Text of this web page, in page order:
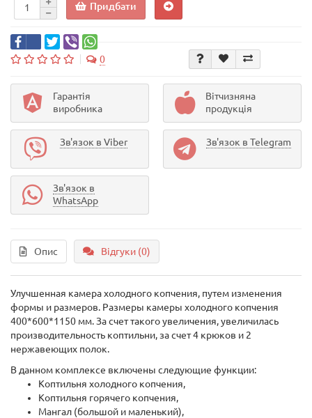
Придбати
0
Гарантія
виробника
Вітчизняна
продукція
Зв'язок в Viber Зв'язок в Telegram
Зв'язок в
WhatsApp
Опис Відгуки (0)
Улучшенная камера холодного копчения, путем изменения
формы и размеров. Размеры камеры холодного копчения
400*600*1150 мм. За счет такого увеличения, увеличилась
производительность коптильни, за счет 4 крюков и 2
нержавеющих полок.
В данном комплексе включены следующие функции:
Коптильня холодного копчения,
Коптильня горячего копчения,
Мангал (большой и маленький),